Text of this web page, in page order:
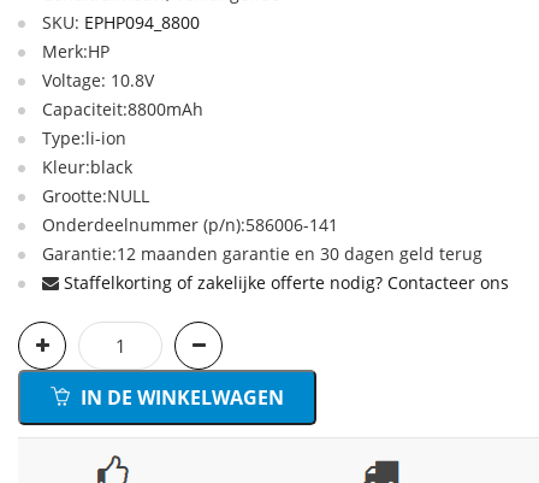
SKU: EPHP094_8800
Merk:HP
Voltage: 10.8V
Capaciteit:8800mAh
Type:li-ion
Kleur:black
Grootte:NULL
Onderdeelnummer (p/n):586006-141
Garantie:12 maanden garantie en 30 dagen geld terug
Staffelkorting of zakelijke offerte nodig? Contacteer ons
IN DE WINKELWAGEN